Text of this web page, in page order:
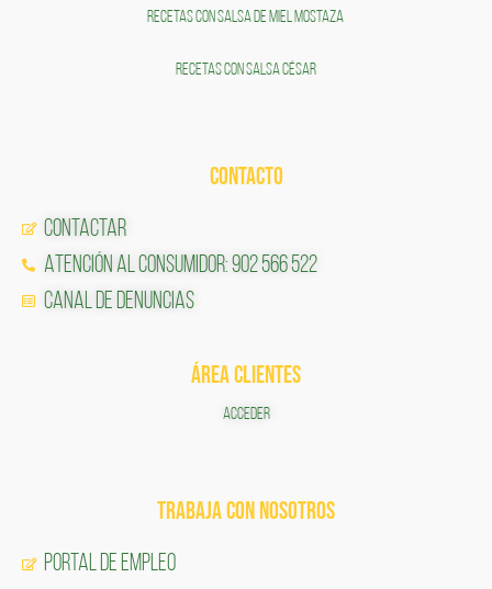
RECETAS CON SALSA DE MIEL MOSTAZA
RECETAS CON SALSA CÉSAR
CONTACTO
Contactar
Atención al Consumidor: 902 566 522
Canal de Denuncias
ÁREA CLIENTES
ACCEDER
TRABAJA CON NOSOTROS
Portal de Empleo